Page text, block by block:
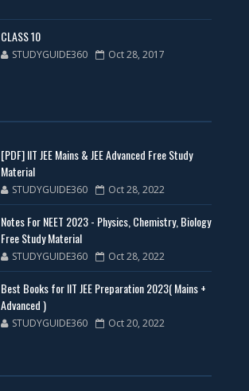
CLASS 10
STUDYGUIDE360 Oct 28, 2017
[PDF] IIT JEE Mains & JEE Advanced Free Study
Material
STUDYGUIDE360 Oct 28, 2022
Notes For NEET 2023 - Physics, Chemistry, Biology
Free Study Material
STUDYGUIDE360 Oct 28, 2022
Best Books for IIT JEE Preparation 2023( Mains +
Advanced )
STUDYGUIDE360 Oct 20, 2022